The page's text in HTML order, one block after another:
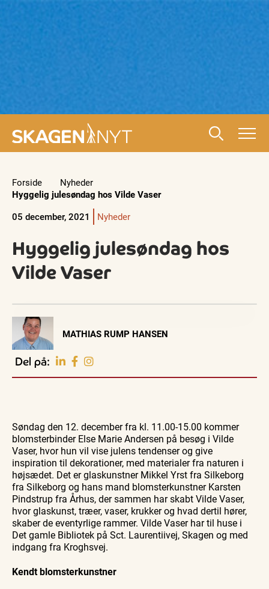
Forside
Nyheder
Hyggelig julesøndag hos Vilde Vaser
05 december, 2021
Nyheder
Hyggelig julesøndag hos
Vilde Vaser
Visit Vendsyssel
EVENTKALENDER
Oplev events i
Vendsyssel
bussen
fra 1937
MATHIAS RUMP HANSEN
Del på:
Søndag den 12. december fra kl. 11.00-15.00 kommer
blomsterbinder Else Marie Andersen på besøg i Vilde
Vaser, hvor hun vil vise julens tendenser og give
inspiration til dekorationer, med materialer fra naturen i
højsædet. Det er glaskunstner Mikkel Yrst fra Silkeborg
fra Silkeborg og hans mand blomsterkunstner Karsten
Pindstrup fra Århus, der sammen har skabt Vilde Vaser,
hvor glaskunst, træer, vaser, krukker og hvad dertil hører,
skaber de eventyrlige rammer. Vilde Vaser har til huse i
Det gamle Bibliotek på Sct. Laurentiivej, Skagen og med
indgang fra Kroghsvej.
Kendt blomsterkunstner